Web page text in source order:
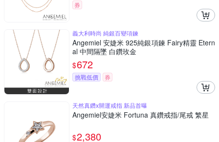
券
義大利時尚 純銀百變項鍊
Angemiel 安婕米 925純銀項鍊 Fairy精靈 Etern
al 中間隔墜 白鑽玫金
$672
挑戰低價 券
天然真鑽x開運戒指 新品首曝
Angemiel安婕米 Fortuna 真鑽戒指/尾戒 繁星
$2,380